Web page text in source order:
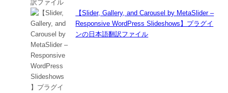
【Slider, Gallery, and Carousel by MetaSlider –
Responsive WordPress Slideshows】プラグイ
ンの日本語翻訳ファイル